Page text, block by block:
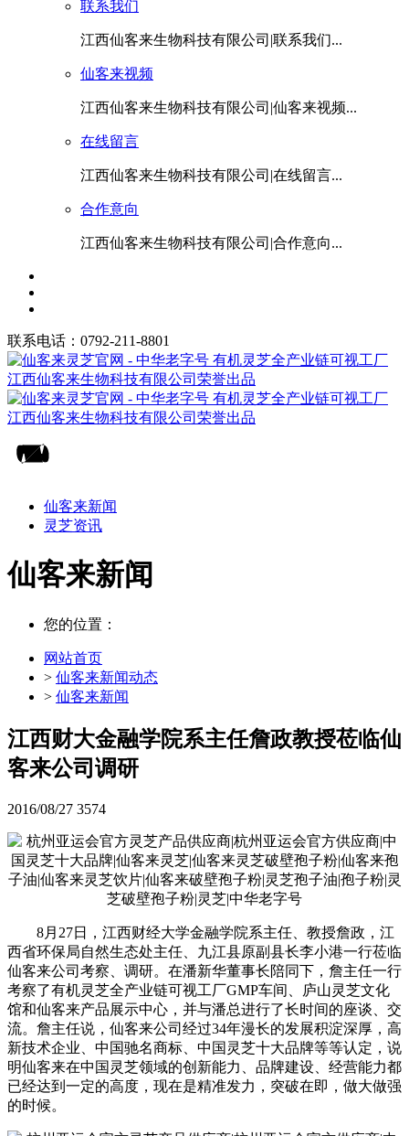
联系我们
江西仙客来生物科技有限公司|联系我们...
仙客来视频
江西仙客来生物科技有限公司|仙客来视频...
在线留言
江西仙客来生物科技有限公司|在线留言...
合作意向
江西仙客来生物科技有限公司|合作意向...
联系电话：0792-211-8801
仙客来新闻
灵芝资讯
仙客来新闻
您的位置：
网站首页
> 仙客来新闻动态
> 仙客来新闻
江西财大金融学院系主任詹政教授莅临仙
客来公司调研
2016/08/27 3574
8月27日，江西财经大学金融学院系主任、教授詹政，江
西省环保局自然生态处主任、九江县原副县长李小港一行莅临
仙客来公司考察、调研。在潘新华董事长陪同下，詹主任一行
考察了有机灵芝全产业链可视工厂GMP车间、庐山灵芝文化
馆和仙客来产品展示中心，并与潘总进行了长时间的座谈、交
流。詹主任说，仙客来公司经过34年漫长的发展积淀深厚，高
新技术企业、中国驰名商标、中国灵芝十大品牌等等认定，说
明仙客来在中国灵芝领域的创新能力、品牌建设、经营能力都
已经达到一定的高度，现在是精准发力，突破在即，做大做强
的时候。